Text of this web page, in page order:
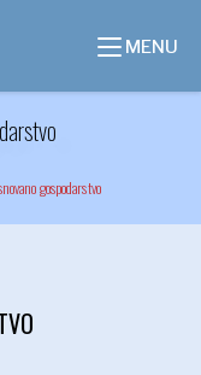
MENU
gospodarstvo